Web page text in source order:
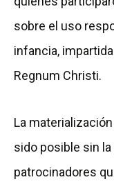
sobre el uso
infancia,
Regnum Christi.
La
sido posible sin
patrocinadores